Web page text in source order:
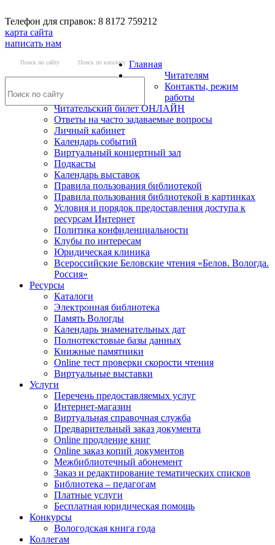
Телефон для справок: 8 8172 759212
карта сайта
написать нам
Поиск по сайту Поиск по каталогу Главная
Читателям
Контакты, режим
работы
Читательский билет ОНЛАЙН
Ответы на часто задаваемые вопросы
Личный кабинет
Календарь событий
Виртуальный концертный зал
Подкасты
Календарь выставок
Правила пользования библиотекой
Правила пользования библиотекой в картинках
Условия и порядок предоставления доступа к
ресурсам Интернет
Политика конфиденциальности
Клубы по интересам
Юридическая клиника
Всероссийские Беловские чтения «Белов. Вологда.
Россия»
Ресурсы
Каталоги
Электронная библиотека
Память Вологды
Календарь знаменательных дат
Полнотекстовые базы данных
Книжные памятники
Online тест проверки скорости чтения
Виртуальные выставки
Услуги
Перечень предоставляемых услуг
Интернет-магазин
Виртуальная справочная служба
Предварительный заказ документа
Online продление книг
Online заказ копий документов
Межбиблиотечный абонемент
Заказ и редактирование тематических списков
Библиотека – педагогам
Платные услуги
Бесплатная юридическая помощь
Конкурсы
Вологодская книга года
Коллегам